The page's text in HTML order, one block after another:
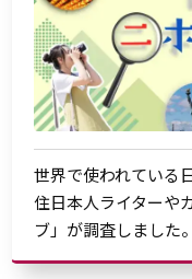
世界で使われている
住日本人ライターや
ブ」が調査しました。